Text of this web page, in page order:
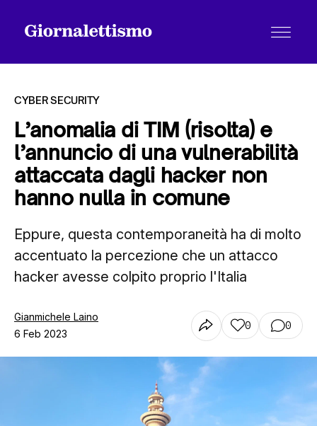
Tutti gli articoli
Contatti
CYBER SECURITY
L’anomalia di TIM (risolta) e
l’annuncio di una vulnerabilità
attaccata dagli hacker non
hanno nulla in comune
Eppure, questa contemporaneità ha di molto
accentuato la percezione che un attacco
hacker avesse colpito proprio l'Italia
Gianmichele Laino
6 Feb 2023
0 0